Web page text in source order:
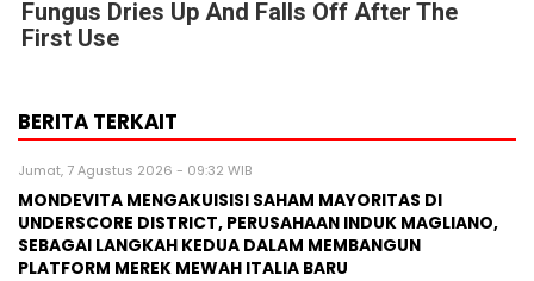
Fungus Dries Up And Falls Off After The
First Use
BERITA TERKAIT
Jumat, 7 Agustus 2026 - 09:32 WIB
MONDEVITA MENGAKUISISI SAHAM MAYORITAS DI
UNDERSCORE DISTRICT, PERUSAHAAN INDUK MAGLIANO,
SEBAGAI LANGKAH KEDUA DALAM MEMBANGUN
PLATFORM MEREK MEWAH ITALIA BARU